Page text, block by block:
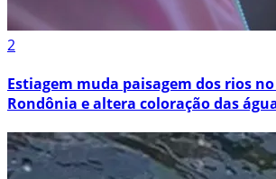
2
Estiagem muda paisagem dos rios
Rondônia e altera coloração das